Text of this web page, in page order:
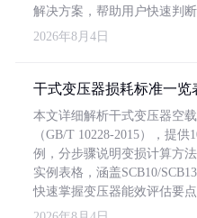
解决方案，帮助用户快速判断
2026年8月4日
干式变压器损耗标准一览
本文详细解析干式变压器空
（GB/T 10228-2015），提
例，分步骤说明变损计算方
实例表格，涵盖SCB10/
快速掌握变压器能效评估要点